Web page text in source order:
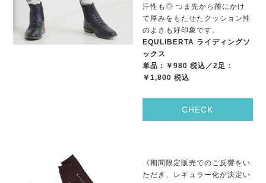
汗性も◎ つま先から踵にかけ
て厚みをもたせたクッション性
のよさも好印象です。
EQULIBERTA ライディングソ
ックス
単品：￥980 税込／2足：
￥1,800 税込
CHECK
《期間限定販売でのご反響をい
ただき、レギュラー化が決定い